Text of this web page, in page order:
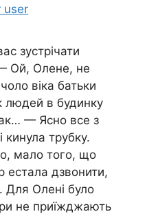
user
зустрічати
Ой, Олене, не
віка батьки
людей в будинку
— Ясно все з
трубку.
мало того, що
естала дзвонити,
Для Олені було
не приїжджають